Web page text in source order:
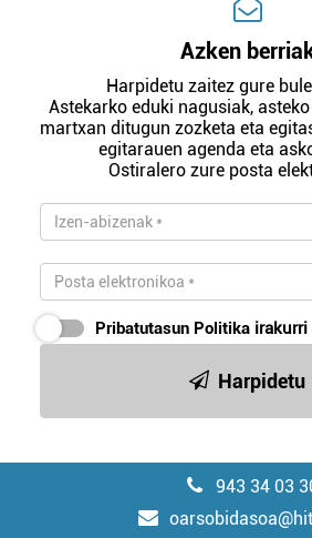
Azken
Harpidetu zaitez gure
Astekarko eduki nagusiak,
martxan ditugun zozketa eta
egitarauen agenda eta
Ostiralero zure posta
Pribatutasun Politika
Harpidetu
943 34 03